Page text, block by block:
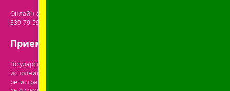
Онлайн-аптека: г. Бобруйск, ул. Советская 40-3. Телефон: +375 (29)
339-79-59. Электронная почта:
Прием заказов: с 9:00 до 21:00.
Государственная регистрация осуществлена Бобруйским городским
исполнительным комитетом управления экономики. Дата и номер
регистрации интернет-магазина в торговом реестре: №722063 от